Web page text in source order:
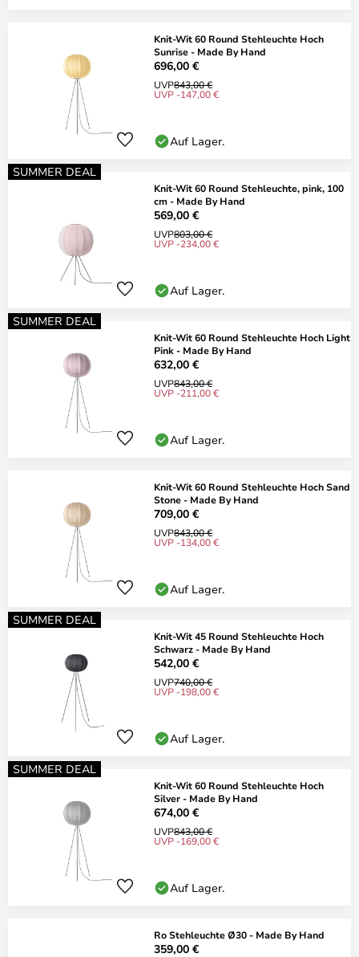
Knit-Wit 60 Round Stehleuchte Hoch
Sunrise - Made By Hand
696,00 €
UVP843,00 €
UVP -147,00 €
Auf Lager.
SUMMER DEAL
Knit-Wit 60 Round Stehleuchte, pink, 100
cm - Made By Hand
569,00 €
UVP803,00 €
UVP -234,00 €
Auf Lager.
SUMMER DEAL
Knit-Wit 60 Round Stehleuchte Hoch Light
Pink - Made By Hand
632,00 €
UVP843,00 €
UVP -211,00 €
Auf Lager.
Knit-Wit 60 Round Stehleuchte Hoch Sand
Stone - Made By Hand
709,00 €
UVP843,00 €
UVP -134,00 €
Auf Lager.
SUMMER DEAL
Knit-Wit 45 Round Stehleuchte Hoch
Schwarz - Made By Hand
542,00 €
UVP740,00 €
UVP -198,00 €
Auf Lager.
SUMMER DEAL
Knit-Wit 60 Round Stehleuchte Hoch
Silver - Made By Hand
674,00 €
UVP843,00 €
UVP -169,00 €
Auf Lager.
Ro Stehleuchte Ø30 - Made By Hand
359,00 €